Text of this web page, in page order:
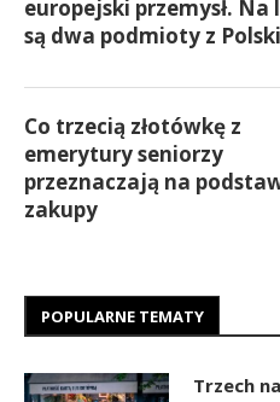
europejski przemysł. Na
są dwa podmioty z Polski
Co trzecią złotówkę z
emerytury seniorzy
przeznaczają na
zakupy
POPULARNE TEMATY
Trzech